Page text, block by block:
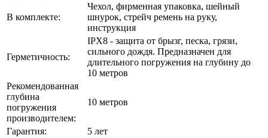
В комплекте:
Чехол, фирменная упаковка, шейный
шнурок, стрейч ремень на руку,
инструкция
Герметичность:
IPX8 - защита от брызг, песка, грязи,
сильного дождя. Предназначен для
длительного погружения на глубину до
10 метров
Рекомендованная
глубина
погружения
производителем:
10 метров
Гарантия:
5 лет